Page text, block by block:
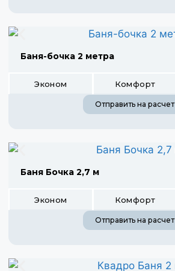
Баня-бочка 2 метра
Эконом Комфорт
Отправить на расчет
Баня Бочка 2,7 м
Эконом Комфорт
Отправить на расчет